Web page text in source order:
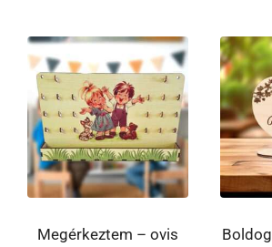
Megérkeztem – ovis